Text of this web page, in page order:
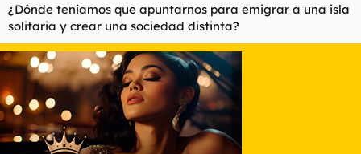
¿Dónde teniamos que apuntarnos para emigrar a una isla
solitaria y crear una sociedad distinta?